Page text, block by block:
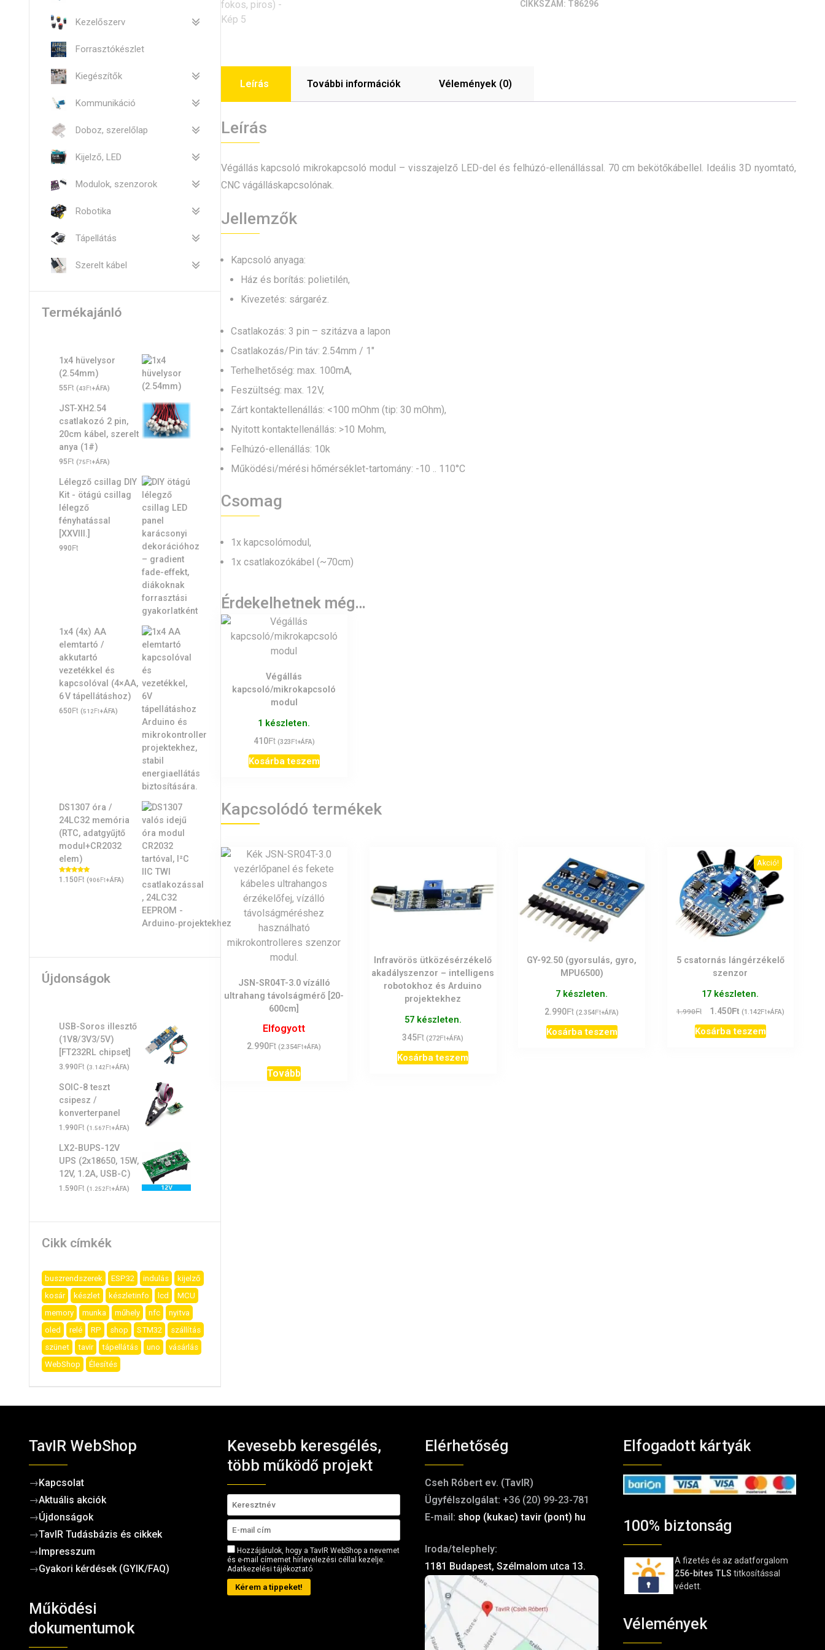
CIKKSZÁM: T86296
Leírás További információk Vélemények (0)
Leírás
Végállás kapcsoló mikrokapcsoló modul – visszajelző LED-del és felhúzó-ellenállással. 70 cm bekötőkábellel. Ideális 3D nyomtató,
CNC vágálláskapcsolónak.
Jellemzők
Kapcsoló anyaga:
Ház és borítás: polietilén,
Kivezetés: sárgaréz.
Csatlakozás: 3 pin – szitázva a lapon
Csatlakozás/Pin táv: 2.54mm / 1″
Terhelhetőség: max. 100mA,
Feszültség: max. 12V,
Zárt kontaktellenállás: <100 mOhm (tip: 30 mOhm),
Nyitott kontaktellenállás: >10 Mohm,
Felhúzó-ellenállás: 10k
Működési/mérési hőmérséklet-tartomány: -10 .. 110°C
Csomag
1x kapcsolómodul,
1x csatlakozókábel (~70cm)
Érdekelhetnek még…
Végállás
kapcsoló/mikrokapcsoló
modul
1 készleten.
410Ft (323Ft+ÁFA)
Kosárba teszem
Kapcsolódó termékek
JSN-SR04T-3.0 vízálló
ultrahang távolságmérő [20-
600cm]
Elfogyott
2.990Ft (2.354Ft+ÁFA)
Tovább
Infravörös ütközésérzékelő
akadályszenzor – intelligens
robotokhoz és Arduino
projektekhez
57 készleten.
345Ft (272Ft+ÁFA)
Kosárba teszem
GY-92.50 (gyorsulás, gyro,
MPU6500)
7 készleten.
2.990Ft (2.354Ft+ÁFA)
Kosárba teszem
Akció!
5 csatornás lángérzékelő
szenzor
17 készleten.
1.990Ft
Original
price
was:
1.450FtCurrent
price
is:
(1.142Ft+ÁFA)
Kosárba teszem
Kezelőszerv
Forrasztókészlet
Kiegészítők
Kommunikáció
Doboz, szerelőlap
Kijelző, LED
Modulok, szenzorok
Robotika
Tápellátás
Szerelt kábel
Termékajánló
1x4 hüvelysor
(2.54mm)
55Ft (43Ft+ÁFA)
JST-XH2.54
csatlakozó 2 pin,
20cm kábel, szerelt
anya (1#)
95Ft (75Ft+ÁFA)
Lélegző csillag DIY
Kit - ötágú csillag
lélegző
fényhatással
[XXVIII.]
990Ft
1x4 (4x) AA
elemtartó /
akkutartó
vezetékkel és
kapcsolóval (4×AA,
6 V tápellátáshoz)
650Ft (512Ft+ÁFA)
DS1307 óra /
24LC32 memória
(RTC, adatgyűjtő
modul+CR2032
elem)
Értékelés:
5.00 / 5
1.150Ft (906Ft+ÁFA)
Újdonságok
USB-Soros illesztő
(1V8/3V3/5V)
[FT232RL chipset]
3.990Ft (3.142Ft+ÁFA)
SOIC-8 teszt
csipesz /
konverterpanel
1.990Ft (1.567Ft+ÁFA)
LX2-BUPS-12V
UPS (2x18650, 15W,
12V, 1.2A, USB-C)
1.590Ft (1.252Ft+ÁFA)
Cikk címkék
buszrendszerek ESP32 indulás
kijelző
kosár
készlet készletinfo lcd
MCU
memory
munka műhely nfc
nyitva
oled
relé RP shop STM32
szállítás
szünet
tavir tápellátás uno
vásárlás
WebShop
Élesítés
TavIR WebShop
→Kapcsolat
→Aktuális akciók
→Újdonságok
→TavIR Tudásbázis és cikkek
→ Impresszum
→Gyakori kérdések (GYIK/FAQ)
Működési
dokumentumok
Kevesebb keresgélés,
több működő projekt
Hozzájárulok, hogy a TavIR WebShop a nevemet
és e-mail címemet hírlevelezési céllal kezelje.
Adatkezelési tájékoztató
Kérem a tippeket!
Elérhetőség
Cseh Róbert ev. (TavIR)
Ügyfélszolgálat: +36 (20) 99-23-781
E-mail: shop (kukac) tavir (pont) hu
Iroda/telephely:
1181 Budapest, Szélmalom utca 13.
Elfogadott kártyák
100% biztonság
A fizetés és az adatforgalom
256-bites TLS titkosítással
védett.
Vélemények